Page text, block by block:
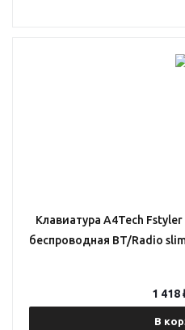
Клавиатура A4Tech
беспроводная BT/Radio
В
1 418